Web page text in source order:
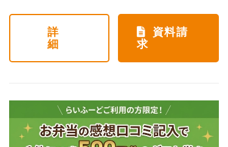
詳
細
資料請
求